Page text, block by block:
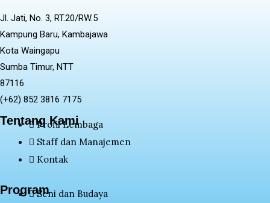
Jl. Jati, No. 3, RT.20/RW.5
Kampung Baru, Kambajawa
Kota Waingapu
Sumba Timur, NTT
87116
(+62) 852 3816 7175
Tentang Kami
Profil Lembaga
Staff dan Manajemen
Kontak
ProgramSeni dan Budaya